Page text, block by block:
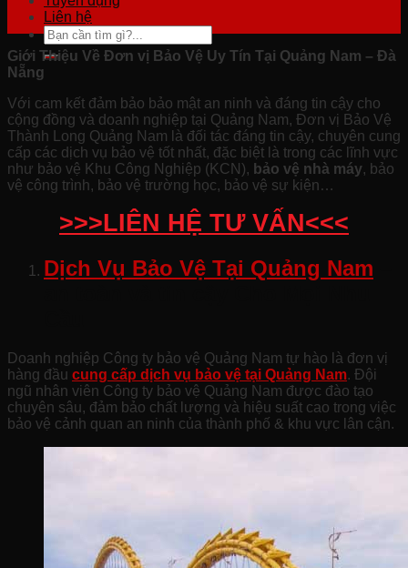
Liên hệ
Giới Thiệu Về Đơn vị Bảo Vệ Uy Tín Tại Quảng Nam – Đà
Nẵng
Với cam kết đảm bảo bảo mật an ninh và đáng tin cậy cho
cộng đồng và doanh nghiệp tại Quảng Nam, Đơn vị Bảo Vệ
Thành Long Quảng Nam là đối tác đáng tin cậy, chuyên cung
cấp các dịch vụ bảo vệ tốt nhất, đặc biệt là trong các lĩnh vực
như bảo vệ Khu Công Nghiệp (KCN), bảo vệ nhà máy, bảo
vệ công trình, bảo vệ trường học, bảo vệ sự kiện…
>>>LIÊN HỆ TƯ VẤN<<<
Dịch Vụ Bảo Vệ Tại Quảng Nam
Doanh nghiệp Công ty bảo vệ Quảng Nam tự hào là đơn vị
hàng đầu cung cấp dịch vụ bảo vệ tại Quảng Nam. Đội
ngũ nhân viên Công ty bảo vệ Quảng Nam được đào tạo
chuyên sâu, đảm bảo chất lượng và hiệu suất cao trong việc
bảo vệ cảnh quan an ninh của thành phố & khu vực lân cận.